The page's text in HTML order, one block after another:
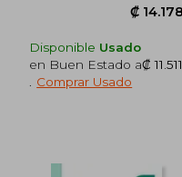
Disponible Usado
en Buen Estado a₡ 11.511
Comprar Usado